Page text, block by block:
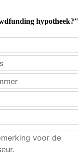
hypotheek?"